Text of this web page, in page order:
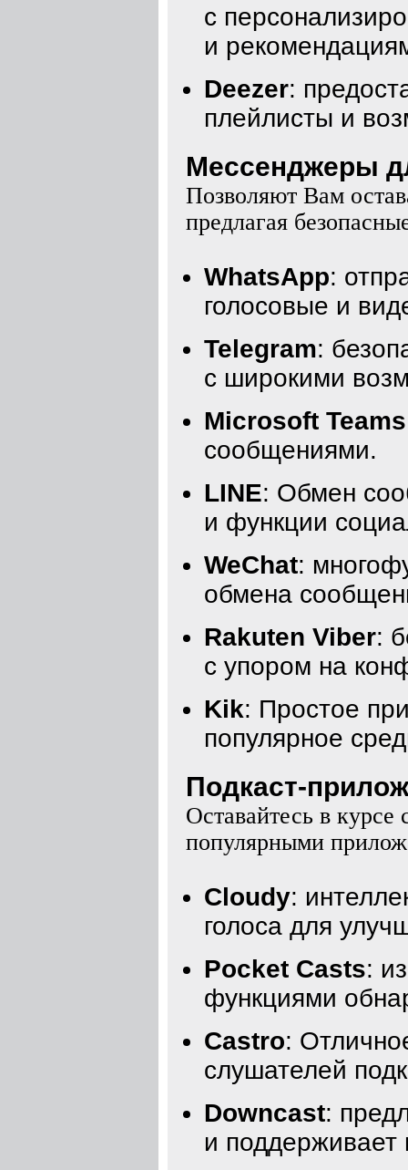
с
и
Deezer:
плейлисты и
Мессенджеры
Позволяют Вам
предлагая
WhatsApp:
голосовые и
Telegram:
с широкими
Microsoft Teams
сообщениями.
LINE: Обмен
и функции
WeChat:
обмена
Rakuten Viber:
с упором на
Kik: Простое
популярное
Подкаст-
Оставайтесь в курсе
популярными
Cloudy:
голоса для
Pocket Casts:
функциями
Castro:
слушателей
Downcast:
и поддерживает